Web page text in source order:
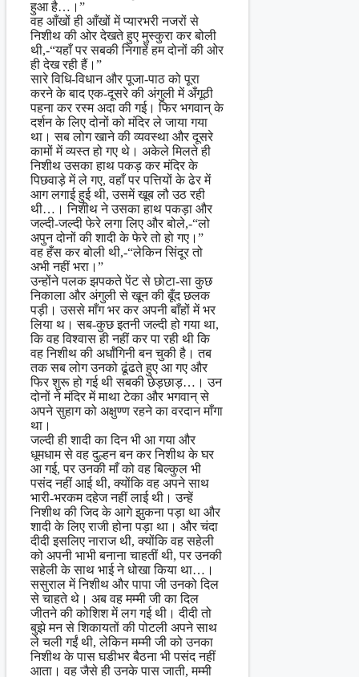
हुआ है…।”
वह आँखों ही आँखों में प्यारभरी नजरों से
निशीथ की ओर देखते हुए मुस्कुरा कर बोली
थी,-“यहाँ पर सबकी निगाहें हम दोनों की ओर
ही देख रही हैं।”
सारे विधि-विधान और पूजा-पाठ को पूरा
करने के बाद एक-दूसरे की अंगुली में अँगूठी
पहना कर रस्म अदा की गई। फिर भगवान् के
दर्शन के लिए दोनों को मंदिर ले जाया गया
था। सब लोग खाने की व्यवस्था और दूसरे
कामों में व्यस्त हो गए थे। अकेले मिलते ही
निशीथ उसका हाथ पकड़ कर मंदिर के
पिछवाड़े में ले गए, वहाँ पर पत्तियों के ढेर में
आग लगाई हुई थी, उसमें खूब लौ उठ रही
थी…। निशीथ ने उसका हाथ पकड़ा और
जल्दी-जल्दी फेरे लगा लिए और बोले,-“लो
अपुन दोनों की शादी के फेरे तो हो गए।”
वह हँस कर बोली थी,-“लेकिन सिंदूर तो
अभी नहीं भरा।”
उन्होंने पलक झपकते पेंट से छोटा-सा कुछ
निकाला और अंगुली से खून की बूँद छलक
पड़ी। उससे माँग भर कर अपनी बाँहों में भर
लिया थ। सब-कुछ इतनी जल्दी हो गया था,
कि वह विश्वास ही नहीं कर पा रही थी कि
वह निशीथ की अर्धाँगिनी बन चुकी है। तब
तक सब लोग उनको ढूंढते हुए आ गए और
फिर शुरू हो गई थी सबकी छेड़छाड़…। उन
दोनों ने मंदिर में माथा टेका और भगवान् से
अपने सुहाग को अक्षुण्ण रहने का वरदान माँगा
था।
जल्दी ही शादी का दिन भी आ गया और
धूमधाम से वह दुल्हन बन कर निशीथ के घर
आ गई, पर उनकी माँ को वह बिल्कुल भी
पसंद नहीं आई थी, क्योंकि वह अपने साथ
भारी-भरकम दहेज नहीं लाई थी। उन्हें
निशीथ की जिद के आगे झुकना पड़ा था और
शादी के लिए राजी होना पड़ा था। और चंदा
दीदी इसलिए नाराज थी, क्योंकि वह सहेली
को अपनी भाभी बनाना चाहतीं थी, पर उनकी
सहेली के साथ भाई ने धोखा किया था…।
ससुराल में निशीथ और पापा जी उनको दिल
से चाहते थे। अब वह मम्मी जी का दिल
जीतने की कोशिश में लग गई थी। दीदी तो
बुझे मन से शिकायतों की पोटली अपने साथ
ले चली गईं थी, लेकिन मम्मी जी को उनका
निशीथ के पास घडीभर बैठना भी पसंद नहीं
आता। वह जैसे ही उनके पास जाती, मम्मी